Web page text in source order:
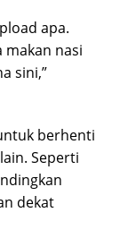
apa.
makan nasi
sini,”
berhenti
Seperti
dekat